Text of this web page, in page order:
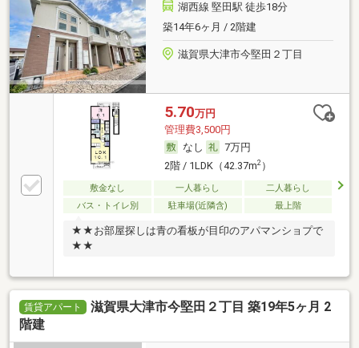
湖西線 堅田駅 徒歩18分
築14年6ヶ月 / 2階建
滋賀県大津市今堅田２丁目
5.70万円
管理費3,500円
なし
7万円
2階 / 1LDK（42.37m2）
敷金なし 一人暮らし
二人暮らし
バス・トイレ別
駐車場(近隣含) 最上階
★★お部屋探しは青の看板が目印のアパマンショプで
★★
賃貸アパート
滋賀県大津市今堅田２丁目 築19年5ヶ月 2
階建